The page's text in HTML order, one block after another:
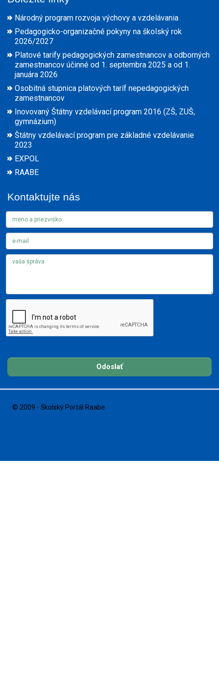
Národný program rozvoja výchovy a vzdelávania
Pedagogicko-organizačné pokyny na školský rok
2026/2027
Platové tarify pedagogických zamestnancov a odborných
zamestnancov účinné od 1. septembra 2025 a od 1.
januára 2026
Osobitná stupnica platových taríf nepedagogických
zamestnancov
Inovovaný Štátny vzdelávací program 2016 (ZŠ, ZUŠ,
gymnázium)
Štátny vzdelávací program pre základné vzdelávanie
2023
EXPOL
RAABE
Kontaktujte nás
Odoslať
© 2009 - Školský Portál Raabe